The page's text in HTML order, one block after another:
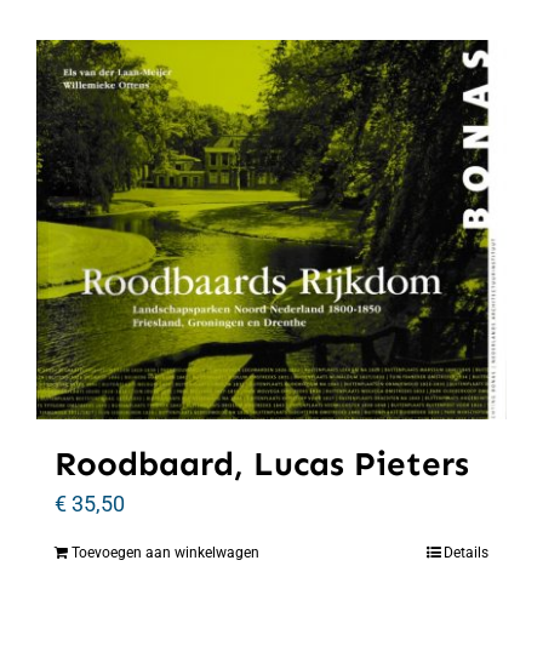
Roodbaard, Lucas Pieters
€35,50
Toevoegen aan winkelwagen Details